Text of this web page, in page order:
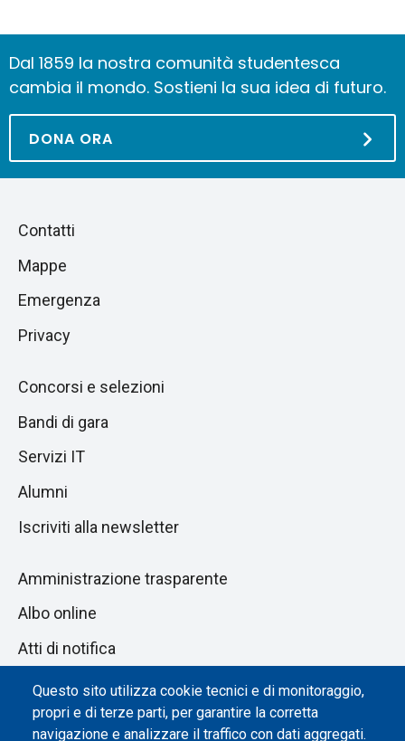
Questo sito utilizza cookie tecnici e di monitoraggio,
propri e di terze parti, per garantire la corretta
navigazione e analizzare il traffico con dati aggregati.
Dal 1859 la nostra comunità studentesca
cambia il mondo. Sostieni la sua idea di futuro.
DONA ORA
Salta
sezione
Piè
di
pagina
Contatti
Mappe
Emergenza
Privacy
Concorsi e selezioni
Bandi di gara
Servizi IT
Alumni
Iscriviti alla newsletter
Amministrazione trasparente
Albo online
Atti di notifica
Dichiarazione di accessibilità
Impostazione dei cookie